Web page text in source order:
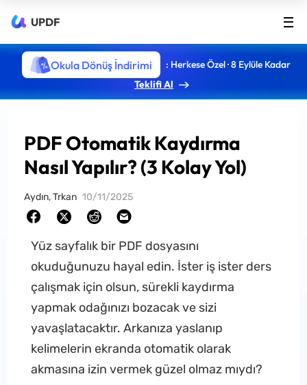
UPDF
Okula Dönüş İndirimi
: Herkese Özel · 8 Eylüle Kadar
Teklifi Al
PDF Otomatik Kaydırma
Nasıl Yapılır? (3 Kolay Yol)
Aydın, Trkan 10/11/2025
Yüz sayfalık bir PDF dosyasını
okuduğunuzu hayal edin. İster iş ister ders
çalışmak için olsun, sürekli kaydırma
yapmak odağınızı bozacak ve sizi
yavaşlatacaktır. Arkanıza yaslanıp
kelimelerin ekranda otomatik olarak
akmasına izin vermek güzel olmaz mıydı?